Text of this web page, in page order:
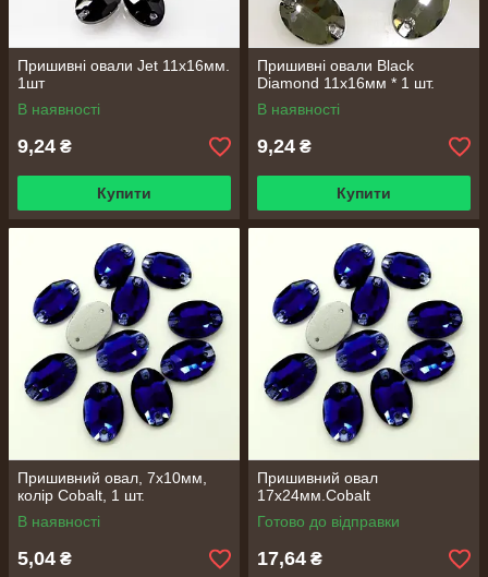
Пришивні овали Jet 11х16мм.
1шт
В наявності
9,24 ₴
Купити
Пришивні овали Black
Diamond 11х16мм * 1 шт.
В наявності
9,24 ₴
Купити
Пришивний овал, 7х10мм,
колір Cobalt, 1 шт.
В наявності
5,04 ₴
Пришивний овал
17х24мм.Cobalt
Готово до відправки
17,64 ₴